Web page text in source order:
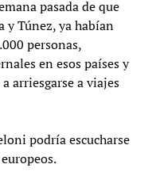
pasada de que
y Túnez, ya habían
personas,
en esos países y
arriesgarse a viajes
podría escucharse